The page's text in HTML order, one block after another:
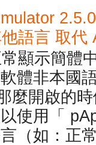
語言 取代
顯示簡體
體非本國
麼開啟的
使用「
（如：正